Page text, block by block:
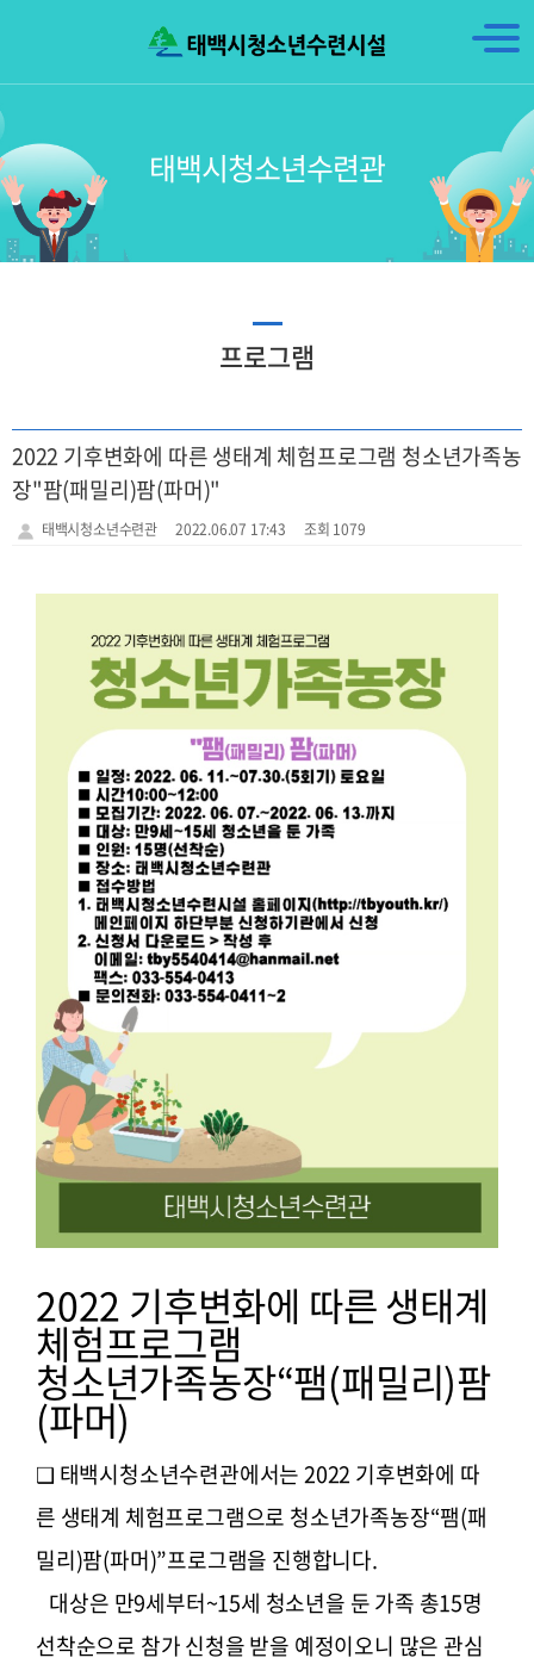
태백시청소년수련관
프로그램
2022 기후변화에 따른 생태계 체험프로그램 청소년가족농
장"팜(패밀리)팜(파머)"
태백시청소년수련관 2022.06.07 17:43 조회 1079
2022 기후변화에 따른 생태계
체험프로그램
청소년가족농장“팸(패밀리)팜
(파머)
❑ 태백시청소년수련관에서는 2022 기후변화에 따
른 생태계 체험프로그램으로 청소년가족농장“팸(패
밀리)팜(파머)”프로그램을 진행합니다.
대상은 만9세부터~15세 청소년을 둔 가족 총15명
선착순으로 참가 신청을 받을 예정이오니 많은 관심